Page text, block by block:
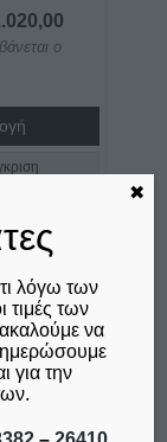
Price
through
ο
λόγω των
των
να
για την
✖